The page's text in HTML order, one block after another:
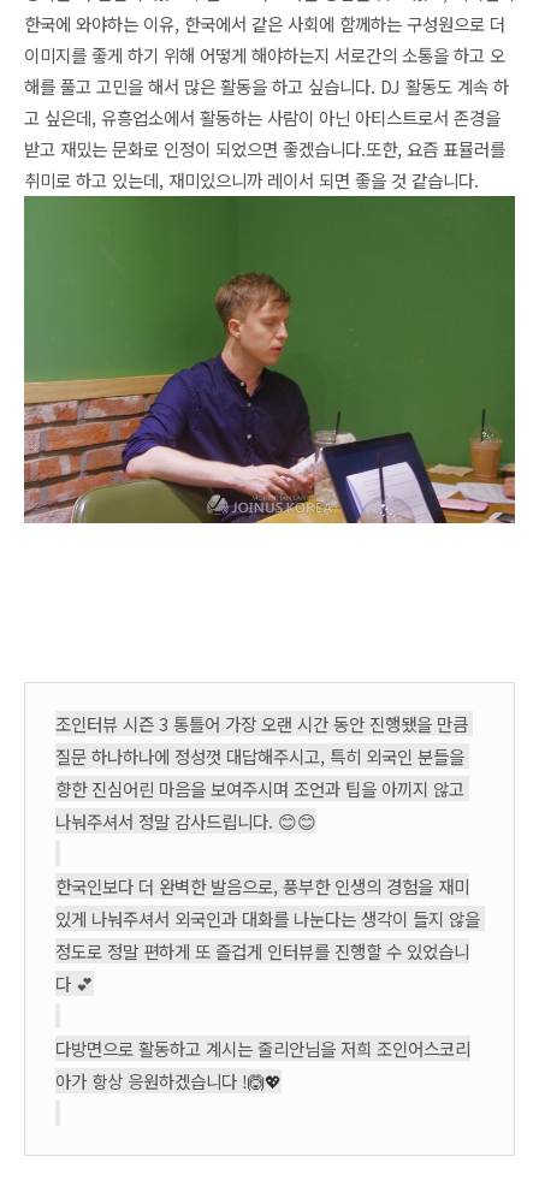
한국에 와야하는 이유, 한국에서 같은 사회에 함께하는 구성원으로 더
이미지를 좋게 하기 위해 어떻게 해야하는지 서로간의 소통을 하고 오
해를 풀고 고민을 해서 많은 활동을 하고 싶습니다. DJ 활동도 계속 하
고 싶은데, 유흥업소에서 활동하는 사람이 아닌 아티스트로서 존경을
받고 재밌는 문화로 인정이 되었으면 좋겠습니다.또한, 요즘 표뮬러를
취미로 하고 있는데, 재미있으니까 레이서 되면 좋을 것 같습니다.
조인터뷰 시즌 3 통틀어 가장 오랜 시간 동안 진행됐을 만큼
질문 하나하나에 정성껏 대답해주시고, 특히 외국인 분들을
향한 진심어린 마음을 보여주시며 조언과 팁을 아끼지 않고
나눠주셔서 정말 감사드립니다. 😊😊
한국인보다 더 완벽한 발음으로, 풍부한 인생의 경험을 재미
있게 나눠주셔서 외국인과 대화를 나눈다는 생각이 들지 않을
정도로 정말 편하게 또 즐겁게 인터뷰를 진행할 수 있었습니
다 💕
다방면으로 활동하고 계시는 줄리안님을 저희 조인어스코리
아가 항상 응원하겠습니다 !🙆‍💖